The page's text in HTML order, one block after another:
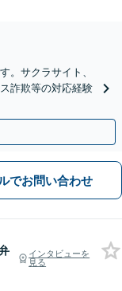
。サクラサイト、
詐欺等の対応経験
でお問い合わせ
インタビューを
見る